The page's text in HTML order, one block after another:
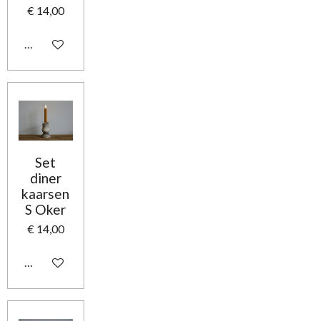
€ 14,00
In winkelwagen
Set
diner
kaarsen
S Oker
€ 14,00
In winkelwagen